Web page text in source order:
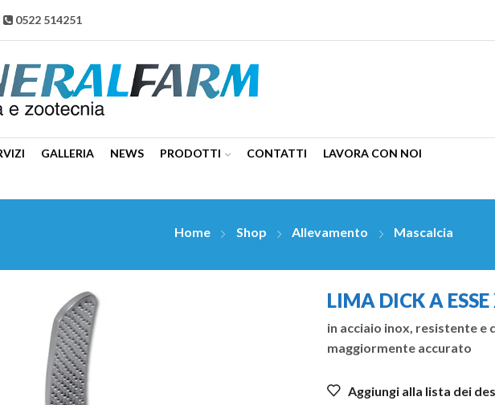
0522 514251
GALLERIA NEWS PRODOTTI CONTATTI LAVORA CON NOI
Home Shop Allevamento Mascalcia
LIMA DICK A
in acciaio inox, resistente
maggiormente accurato
Aggiungi alla lista dei